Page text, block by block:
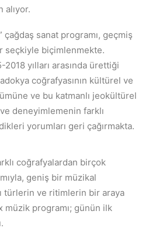
alıyor.
çağdaş sanat programı, geçmiş
seçkiyle biçimlenmekte.
2018 yılları arasında ürettiği
coğrafyasının kültürel ve
ve bu katmanlı jeokültürel
deneyimlemenin farklı
yorumları geri çağırmakta.
coğrafyalardan birçok
geniş bir müzikal
türlerin ve ritimlerin bir araya
müzik programı; günün ilk